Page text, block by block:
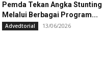
Pemda Tekan Angka Stunting
Melalui Berbagai Program...
Advedtorial 13/06/2026